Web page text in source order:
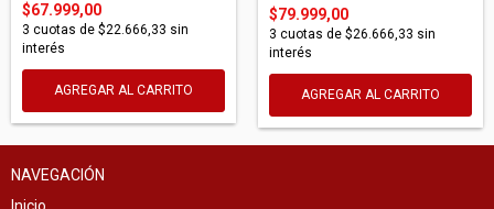
$67.999,00
3 cuotas de $22.666,33 sin
interés
AGREGAR AL CARRITO
$79.999,00
3 cuotas de $26.666,33 sin
interés
AGREGAR AL CARRITO
NAVEGACIÓN
Inicio